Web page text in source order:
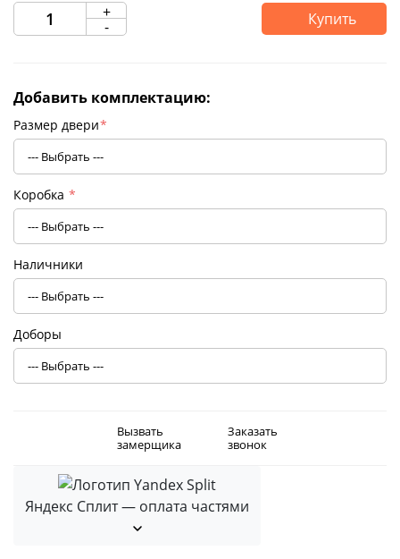
+
- Купить
Добавить комплектацию:
Размер двери*
Коробка *
Наличники
Доборы
Вызвать
замерщика
Заказать
звонок
Яндекс Сплит — оплата частями